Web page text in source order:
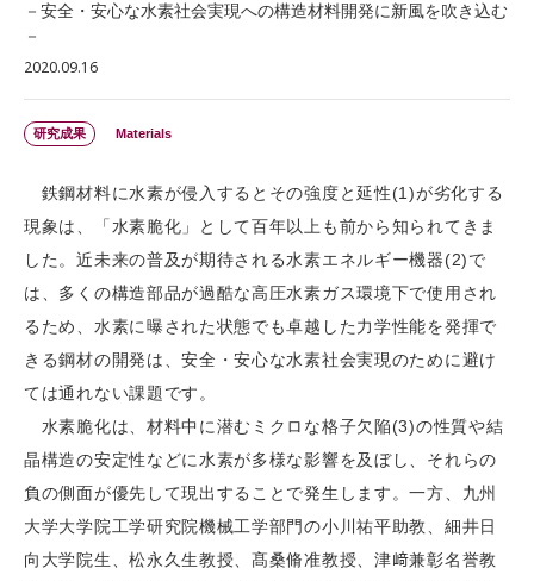
－安全・安心な水素社会実現への構造材料開発に新風を吹き込む
－
2020.09.16
研究成果 Materials
鉄鋼材料に水素が侵入するとその強度と延性(1)が劣化する
現象は、「水素脆化」として百年以上も前から知られてきま
した。近未来の普及が期待される水素エネルギー機器(2)で
は、多くの構造部品が過酷な高圧水素ガス環境下で使用され
るため、水素に曝された状態でも卓越した力学性能を発揮で
きる鋼材の開発は、安全・安心な水素社会実現のために避け
ては通れない課題です。
水素脆化は、材料中に潜むミクロな格子欠陥(3)の性質や結
晶構造の安定性などに水素が多様な影響を及ぼし、それらの
負の側面が優先して現出することで発生します。一方、九州
大学大学院工学研究院機械工学部門の小川祐平助教、細井日
向大学院生、松永久生教授、髙桑脩准教授、津﨑兼彰名誉教